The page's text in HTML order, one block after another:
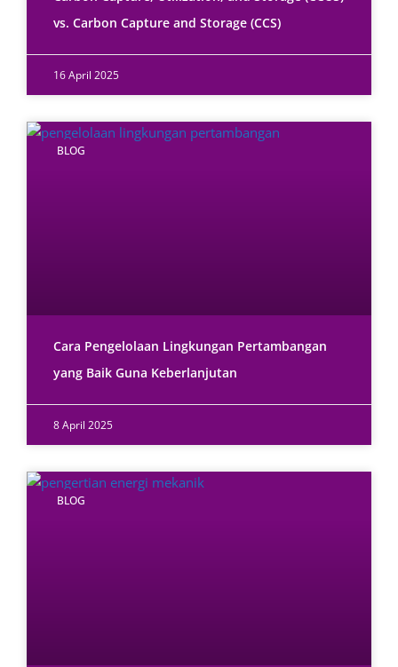
vs. Carbon Capture and Storage (CCS)
16 April 2025
BLOG
Cara Pengelolaan Lingkungan Pertambangan
yang Baik Guna Keberlanjutan
8 April 2025
BLOG